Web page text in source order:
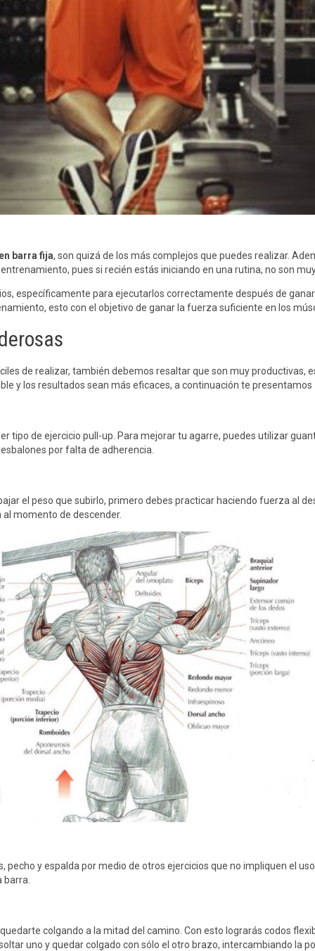
barra fija, son quizá de los más complejos que puedes realizar.
pues si recién estás iniciando en una rutina, no son
específicamente para ejecutarlos correctamente después de
esto con el objetivo de ganar la fuerza suficiente en los
de realizar, también debemos resaltar que son muy productivas,
y los resultados sean más eficaces, a continuación te presentamos
tipo de ejercicio pull-up. Para mejorar tu agarre, puedes utilizar
por falta de adherencia.
el peso que subirlo, primero debes practicar haciendo fuerza al
momento de descender.
y espalda por medio de otros ejercicios que no impliquen el
colgando a la mitad del camino. Con esto lograrás codos
uno y quedar colgado con sólo el otro brazo, intercambiando la